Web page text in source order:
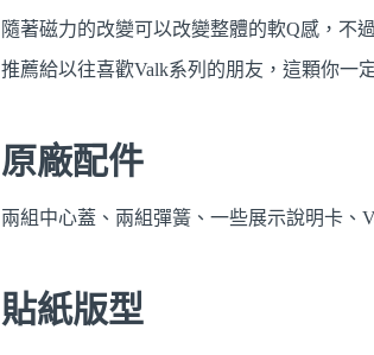
隨著磁力的改變可以改變整體的軟Q感，不
推薦給以往喜歡Valk系列的朋友，這顆你一
原廠配件
兩組中心蓋、兩組彈簧、一些展示說明卡、
貼紙版型